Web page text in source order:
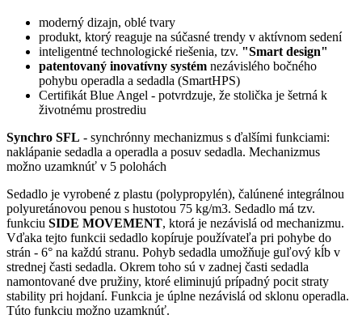
moderný dizajn, oblé tvary
produkt, ktorý reaguje na súčasné trendy v aktívnom sedení
inteligentné technologické riešenia, tzv. "Smart design"
patentovaný inovatívny systém nezávislého bočného
pohybu operadla a sedadla (SmartHPS)
Certifikát Blue Angel - potvrdzuje, že stolička je šetrná k
životnému prostrediu
Synchro SFL - synchrónny mechanizmus s ďalšími funkciami:
naklápanie sedadla a operadla a posuv sedadla. Mechanizmus
možno uzamknúť v 5 polohách
Sedadlo je vyrobené z plastu (polypropylén), čalúnené integrálnou
polyuretánovou penou s hustotou 75 kg/m3. Sedadlo má tzv.
funkciu SIDE MOVEMENT, ktorá je nezávislá od mechanizmu.
Vďaka tejto funkcii sedadlo kopíruje používateľa pri pohybe do
strán - 6° na každú stranu. Pohyb sedadla umožňuje guľový kĺb v
strednej časti sedadla. Okrem toho sú v zadnej časti sedadla
namontované dve pružiny, ktoré eliminujú prípadný pocit straty
stability pri hojdaní. Funkcia je úplne nezávislá od sklonu operadla.
Túto funkciu možno uzamknúť.